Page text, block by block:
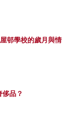
邨學校的歲月與情
品？